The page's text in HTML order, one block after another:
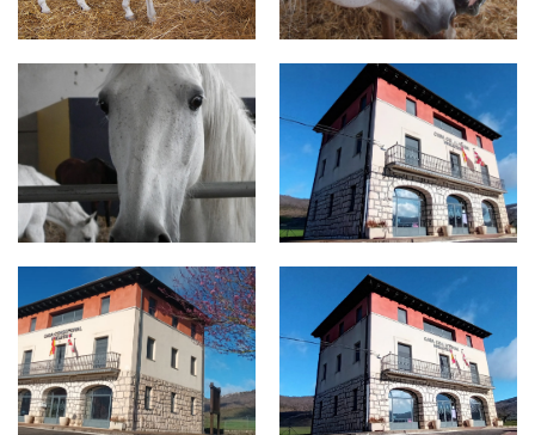
za7.jpg UDALAII.jpeg
UDALAIII.jpeg UDALA ARGAZKIA.jpeg